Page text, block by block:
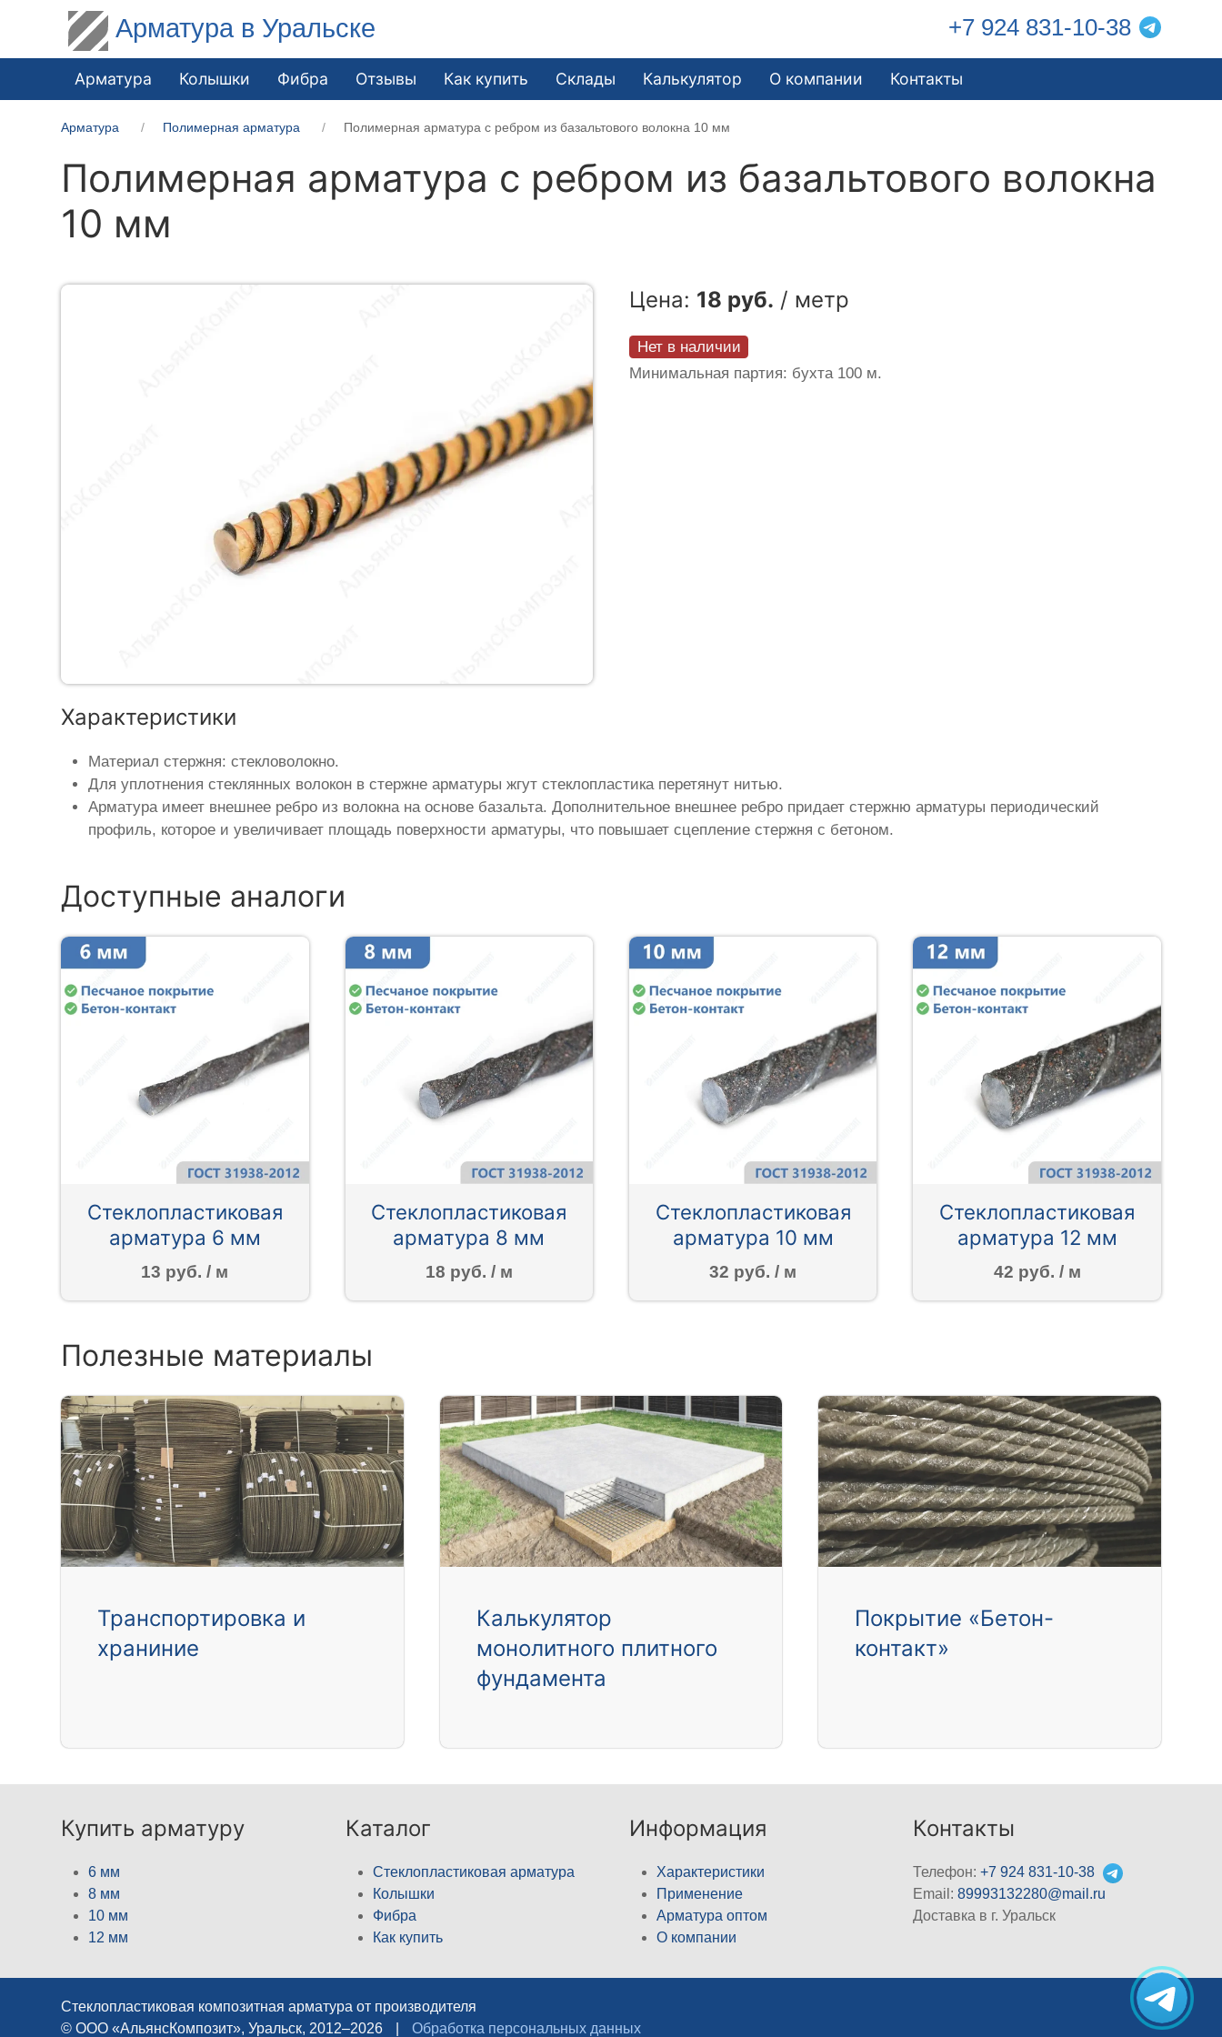
Арматура в Уральске +7 924 831-10-38
Арматура Колышки Фибра Отзывы Как купить Склады Калькулятор О компании Контакты
Арматура Полимерная арматура Полимерная арматура c ребром из базальтового волокна 10 мм
Полимерная арматура c ребром из базальтового волокна
10 мм
Цена: 18 руб. / метр
Нет в наличии
Минимальная партия: бухта 100 м.
Характеристики
Материал стержня: стекловолокно.
Для уплотнения стеклянных волокон в стержне арматуры жгут стеклопластика перетянут нитью.
Арматура имеет внешнее ребро из волокна на основе базальта. Дополнительное внешнее ребро придает стержню арматуры периодический
профиль, которое и увеличивает площадь поверхности арматуры, что повышает сцепление стержня с бетоном.
Доступные аналоги
Стеклопластиковая
арматура 6 мм
13 руб. / м
Стеклопластиковая
арматура 8 мм
18 руб. / м
Стеклопластиковая
арматура 10 мм
32 руб. / м
Стеклопластиковая
арматура 12 мм
42 руб. / м
Полезные материалы
Транспортировка и
храниние
Калькулятор
монолитного плитного
фундамента
Покрытие «Бетон-
контакт»
Купить арматуру
6 мм
8 мм
10 мм
12 мм
Каталог
Стеклопластиковая арматура
Колышки
Фибра
Как купить
Информация
Характеристики
Применение
Арматура оптом
О компании
Контакты
Телефон:+7 924 831-10-38
Email:89993132280@mail.ru
Доставка в г. Уральск
Стеклопластиковая композитная арматура от производителя
© ООО «АльянсКомпозит», Уральск, 2012–2026
Обработка персональных данных